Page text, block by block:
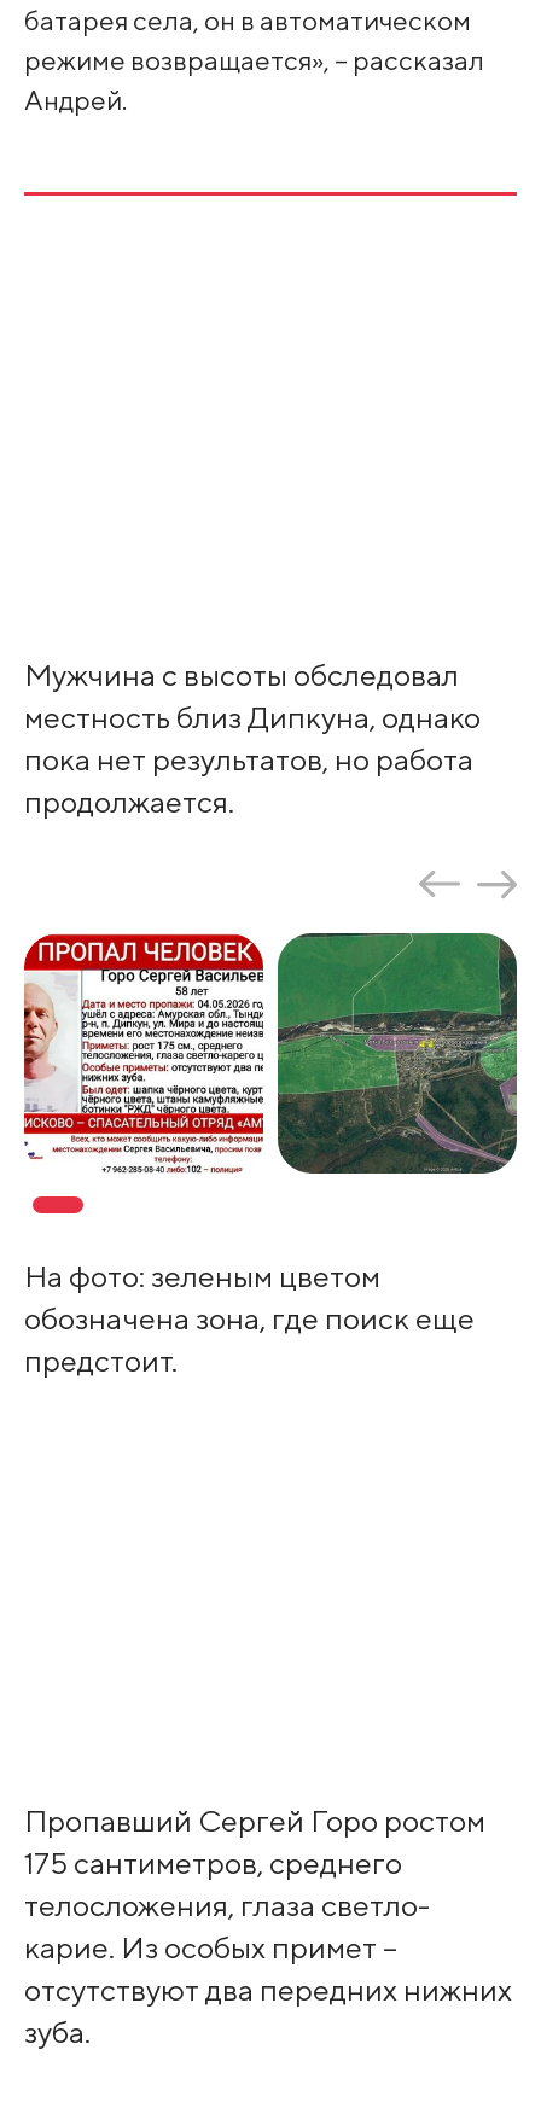
батарея села, он в автоматическом
режиме возвращается», – рассказал
Андрей.
Мужчина с высоты обследовал
местность близ Дипкуна, однако
пока нет результатов, но работа
продолжается.
На фото: зеленым цветом
обозначена зона, где поиск еще
предстоит.
Пропавший Сергей Горо ростом
175 сантиметров, среднего
телосложения, глаза светло-
карие. Из особых примет –
отсутствуют два передних нижних
зуба.